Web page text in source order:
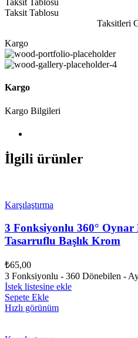
Taksit Tablosu
Taksit Tablosu
Taksitleri
Kargo
Kargo
Kargo Bilgileri
İlgili ürünler
Karşılaştırma
3 Fonksiyonlu 360° Oynar
Tasarruflu Başlık Krom
₺65,00
3 Fonksiyonlu - 360 Dönebilen -
İstek listesine ekle
Sepete Ekle
Hızlı görünüm